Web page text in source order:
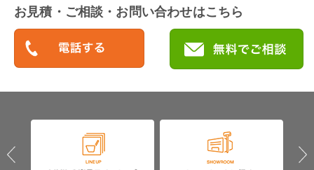
お見積・ご相談・お問い合わせはこちら